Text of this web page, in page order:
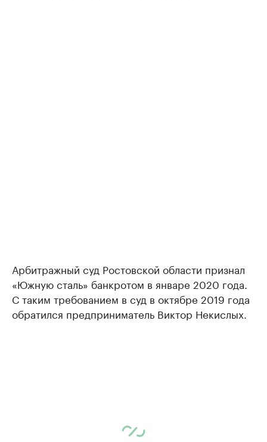
Арбитражный суд Ростовской области признал
«Южную сталь» банкротом в январе 2020 года.
С таким требованием в суд в октябре 2019 года
обратился предприниматель Виктор Некислых.